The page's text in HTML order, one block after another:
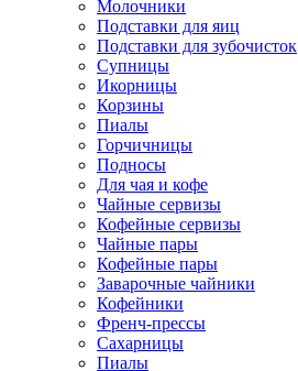
Молочники
Подставки для яиц
Подставки для зубочисток
Супницы
Икорницы
Корзины
Пиалы
Горчичницы
Подносы
Для чая и кофе
Чайные сервизы
Кофейные сервизы
Чайные пары
Кофейные пары
Заварочные чайники
Кофейники
Френч-прессы
Сахарницы
Пиалы